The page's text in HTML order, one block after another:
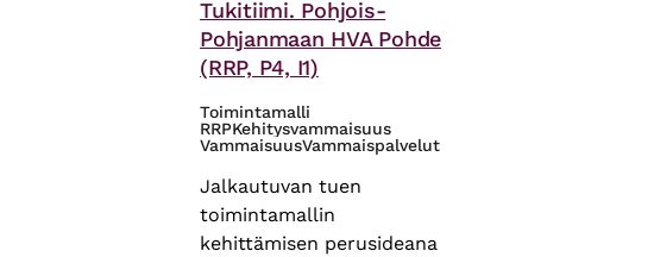
Tukitiimi. Pohjois-
Pohjanmaan HVA Pohde
(RRP, P4, I1)
Toimintamalli
RRPKehitysvammaisuus
VammaisuusVammaispalvelut
Jalkautuvan tuen
toimintamallin
kehittämisen perusideana